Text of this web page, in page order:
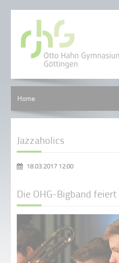
Home
Jazzaholics
18.03.2017 12:00
Die OHG-Bigband